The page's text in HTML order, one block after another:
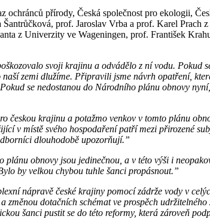
přírody, Česká společnost pro ekologii,
prof. Jaroslav Vrba a prof. Karel Prach
z Univerzity ve Wageningen, prof. František
svoji krajinu a odvádělo z ní vodu. Pokud
zemi dlužíme. Připravili jsme návrh opatření,
se nedostanou do Národního plánu obnovy
českou krajinu a potažmo venkov v tomto plánu
v místě svého hospodaření patří mezi přirozené
dlouhodobě upozorňují.”
plánu obnovy jsou jedinečnou, a v této výši i
by velkou chybou tuhle šanci propásnout.”
nápravě české krajiny pomocí zádrže vody v
dotačních schémat ve prospěch
šanci pustit se do této reformy, která zároveň